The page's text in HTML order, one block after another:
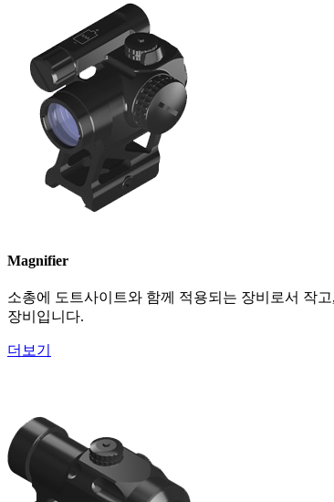
Magnifier
소총에 도트사이트와 함께 적용되는 장비로서 작
장비입니다.
더보기